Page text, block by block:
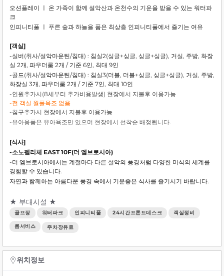
오션플레이 ㅣ 온 가족이 함께 설악산과 온천수의 기운을 받을 수 있는 워터파
크
인피니티풀 ㅣ 푸른 숲과 하늘을 품은 최상층 인피니티풀에서 즐기는 여유
[객실]
-실버(취사/설악마운틴/침대) : 침실2(싱글+싱글, 싱글+싱글), 거실, 주방, 화장
실 2개, 파우더룸 2개 / 기준 6인, 최대 9인
-골드(취사/설악마운틴/침대) : 침실3(더블, 더블+싱글, 싱글+싱글), 거실, 주방,
화장실 3개, 파우더룸 2개 / 기준 7인, 최대 10인
-인원추가시(8세부터 추가비용발생) 현장에서 지불후 이용가능
-전 객실 월풀욕조 없음
-침구추가시 현장에서 지불후 이용가능
-유아용품은 유아욕조만 있으며 현장에서 선착순 배정됩니다.
[식사]
-소노펠리체 EAST 10F(더 엠브로시아)
-더 엠브로시아에서는 계절마다 다른 설악의 풍경처럼 다양한 미식의 세계를
경험할 수 있습니다.
자연과 함께하는 아름다운 풍경 속에서 기분좋은 식사를 즐기시기 바랍니다.
★ 부대시설 ★
골프장 워터파크 인피니티풀 24시간프론트데스크 객실정비
롬서비스 주차장유료
위치정보